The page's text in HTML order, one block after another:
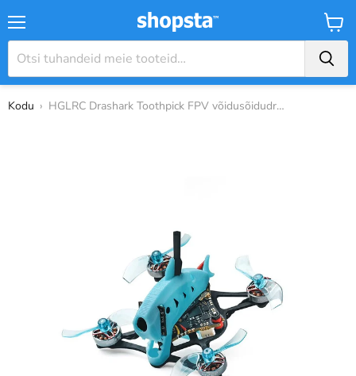
Kodu › HGLRC Drashark Toothpick FPV võidusõidudro...